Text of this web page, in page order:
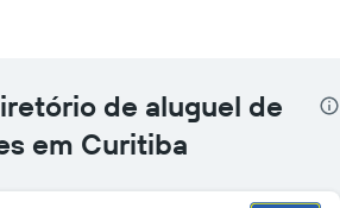
de aluguel de
em Curitiba